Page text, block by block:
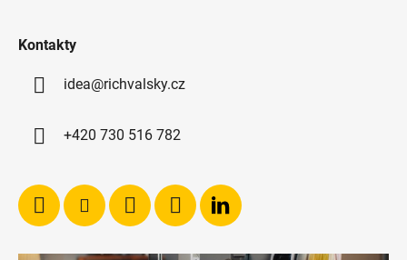
Kontakty
idea@richvalsky.cz
+420 730 516 782